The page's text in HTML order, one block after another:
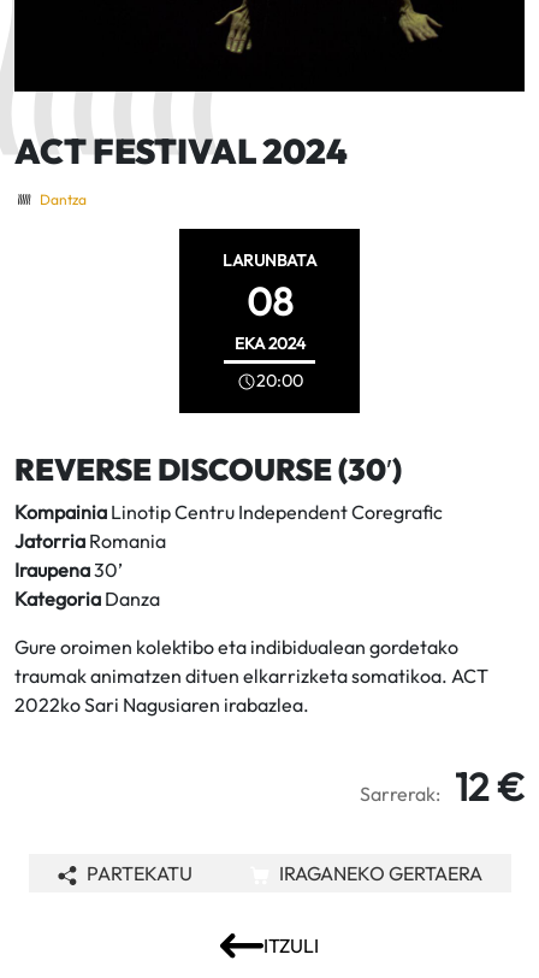
ACT FESTIVAL 2024
Dantza
LARUNBATA
08
EKA2024
20:00
REVERSE DISCOURSE (30′)
Kompainia Linotip Centru Independent Coregrafic
Jatorria Romania
Iraupena30’
Kategoria Danza
Gure oroimen kolektibo eta indibidualean gordetako
traumak animatzen dituen elkarrizketa somatikoa. ACT
2022ko Sari Nagusiaren irabazlea.
Sarrerak: 12 €
ITZULI
PARTEKATU IRAGANEKO GERTAERA